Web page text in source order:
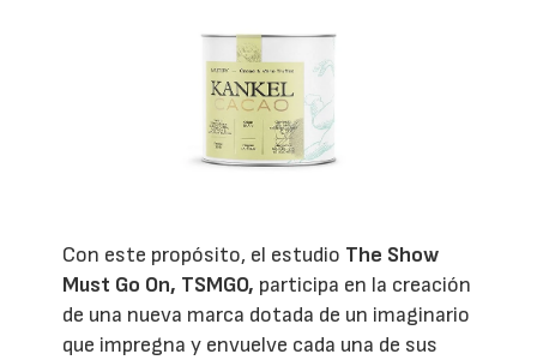
Con este propósito, el estudio The Show
Must Go On, TSMGO, participa en la creación
de una nueva marca dotada de un imaginario
que impregna y envuelve cada una de sus